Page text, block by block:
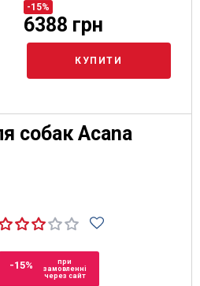
-15%
6388 грн
КУПИТИ
собак Acana
-15%
при
замовленні
через сайт